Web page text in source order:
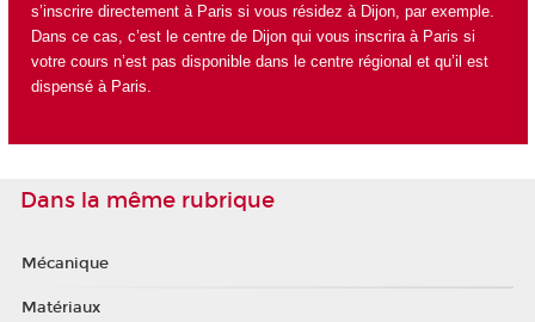
s’inscrire directement à Paris si vous résidez à Dijon, par exemple.
Dans ce cas, c’est le centre de Dijon qui vous inscrira à Paris si
votre cours n’est pas disponible dans le centre régional et qu’il est
dispensé à Paris.
Dans la même rubrique
Mécanique
Matériaux